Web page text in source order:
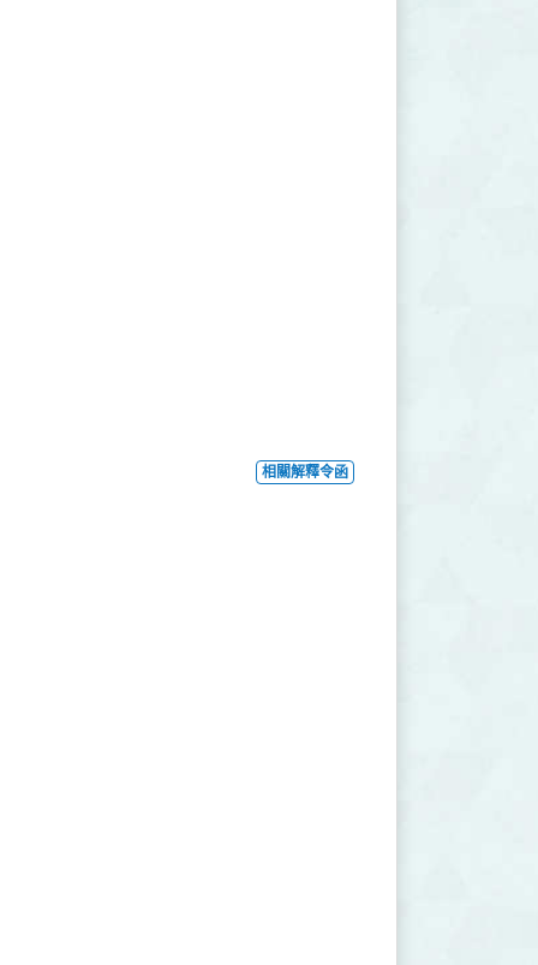
相關解釋令函